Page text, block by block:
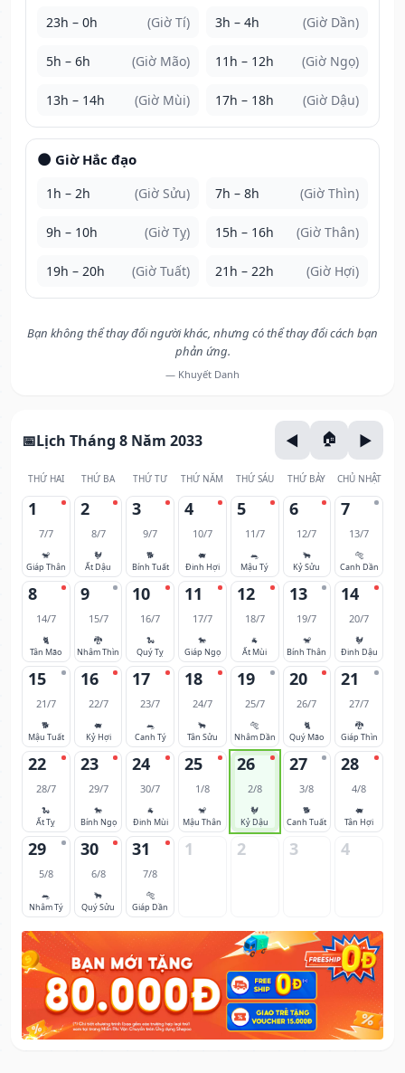
23h – 0h (Giờ Tí) 3h – 4h (Giờ Dần)
5h – 6h (Giờ Mão) 11h – 12h (Giờ Ngọ)
13h – 14h (Giờ Mùi) 17h – 18h (Giờ Dậu)
🌑 Giờ Hắc đạo
1h – 2h (Giờ Sửu) 7h – 8h (Giờ Thìn)
9h – 10h (Giờ Tỵ) 15h – 16h (Giờ Thân)
19h – 20h (Giờ Tuất) 21h – 22h (Giờ Hợi)
Bạn không thể thay đổi người khác, nhưng có thể thay đổi cách bạn
phản ứng.
— Khuyết Danh
Lịch Tháng 8 Năm 2033
THỨ HAI THỨ BA THỨ TƯ THỨ NĂM THỨ SÁU THỨ BẢY CHỦ NHẬT
1
7/7
🐒
Giáp Thân
2
8/7
🐓
Ất Dậu
3
9/7
🐕
Bính Tuất
4
10/7
🐖
Đinh Hợi
5
11/7
🐀
Mậu Tý
6
12/7
🐂
Kỷ Sửu
7
13/7
🐅
Canh Dần
8
14/7
🐈
Tân Mão
9
15/7
🐉
Nhâm Thìn
10
16/7
🐍
Quý Tỵ
11
17/7
🐎
Giáp Ngọ
12
18/7
🐐
Ất Mùi
13
19/7
🐒
Bính Thân
14
20/7
🐓
Đinh Dậu
15
21/7
🐕
Mậu Tuất
16
22/7
🐖
Kỷ Hợi
17
23/7
🐀
Canh Tý
18
24/7
🐂
Tân Sửu
19
25/7
🐅
Nhâm Dần
20
26/7
🐈
Quý Mão
21
27/7
🐉
Giáp Thìn
22
28/7
🐍
Ất Tỵ
23
29/7
🐎
Bính Ngọ
24
30/7
🐐
Đinh Mùi
25
1/8
🐒
Mậu Thân
26
2/8
🐓
Kỷ Dậu
27
3/8
🐕
Canh Tuất
28
4/8
🐖
Tân Hợi
29
5/8
🐀
Nhâm Tý
30
6/8
🐂
Quý Sửu
31
7/8
🐅
Giáp Dần
1 2 3 4